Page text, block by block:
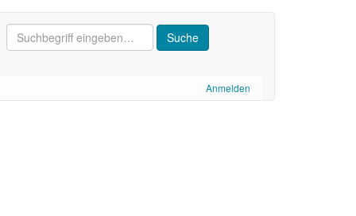
Anmelden